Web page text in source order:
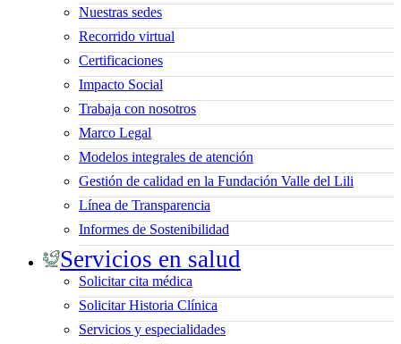
Nuestras sedes
Recorrido virtual
Certificaciones
Impacto Social
Trabaja con nosotros
Marco Legal
Modelos integrales de atención
Gestión de calidad en la Fundación Valle del Lili
Línea de Transparencia
Informes de Sostenibilidad
Servicios en salud
Solicitar cita médica
Solicitar Historia Clínica
Servicios y especialidades